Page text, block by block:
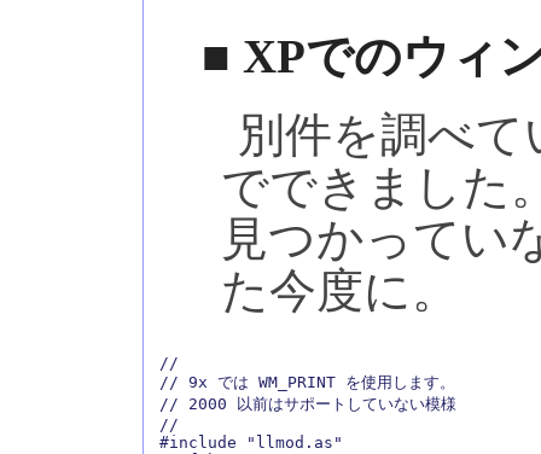
■ XPでのウィ
別件を調べて
でできました
見つかってい
た今度に。
//
// 9x では WM_PRINT を使用します。
// 2000 以前はサポートしていない模様
//
#include "llmod.as"